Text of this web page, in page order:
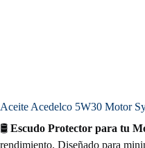
Aceite Acedelco 5W30 Motor
🛢️ Escudo Protector para tu
rendimiento. Diseñado para